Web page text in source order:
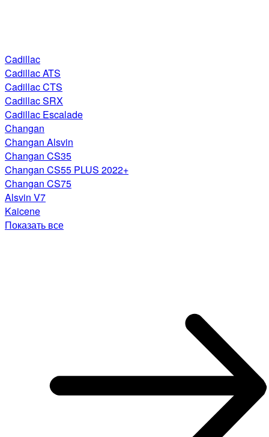
Cadillac
Cadillac ATS
Cadillac CTS
Cadillac SRX
Cadillac Escalade
Changan
Changan Alsvin
Changan CS35
Changan CS55 PLUS 2022+
Changan CS75
Alsvin V7
Kaicene
Показать все